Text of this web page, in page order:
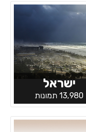
ישראל
13,980 תמונות